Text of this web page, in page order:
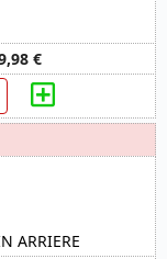
€
ARRIERE